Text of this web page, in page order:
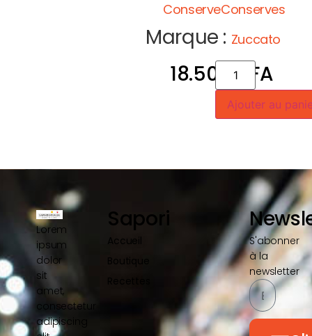
ConserveConserves
Marque : Zuccato
18.500CFA
Ajouter au
Lorem
ipsum
dolor
sit
amet,
consectetur
adipiscing
Sapori
Accueil
S'abonner
à la
newsletter